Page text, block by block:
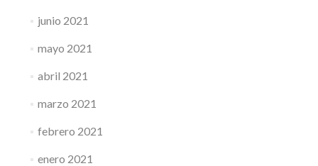
junio 2021
mayo 2021
abril 2021
marzo 2021
febrero 2021
enero 2021